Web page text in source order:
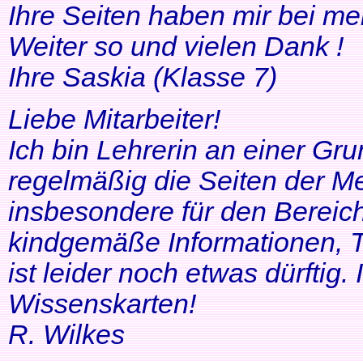
Ihre Seiten haben mir bei
Weiter so und vielen Dank !
Ihre Saskia (Klasse 7)
Liebe Mitarbeiter!
Ich bin Lehrerin an einer
regelmäßig die Seiten der
insbesondere für den
kindgemäße Informationen,
ist leider noch etwas dürftig.
Wissenskarten!
R. Wilkes